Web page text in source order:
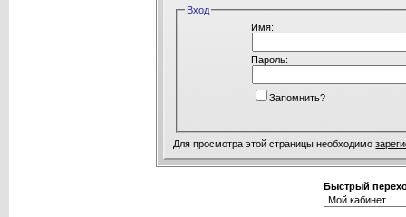
Вход
Имя:
Пароль:
Запомнить?
Для просмотра этой страницы необходимо
Быстрый